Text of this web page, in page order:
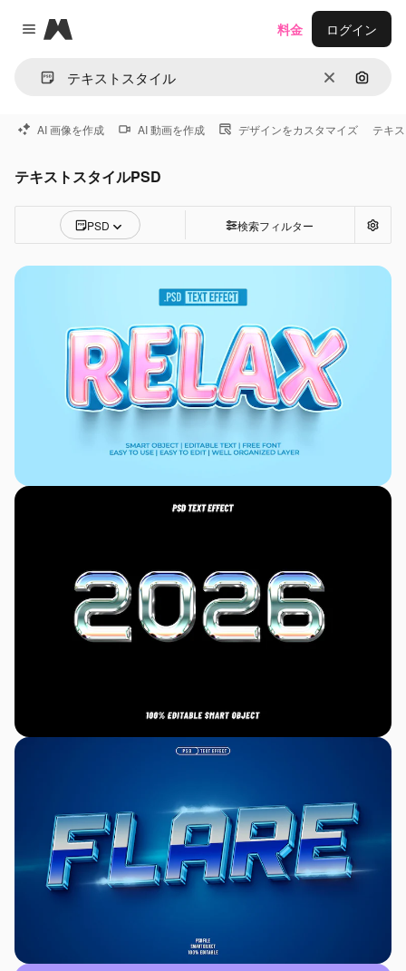
Close menu
Magnific
消去 画像で
料金 ログイン
AI 画像を作成 AI 動画を作成 デザインをカスタマイズ テキ
テキストスタイルPSD
PSD 検索フィルター